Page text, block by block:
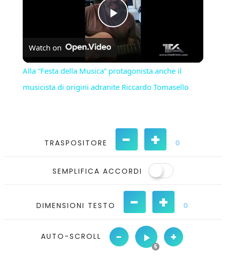
Play
Video
Watch on
Alla “Festa della Musica” protagonista anche il
musicista di origini adranite Riccardo Tomasello
TRASPOSITORE - + 0
SEMPLIFICA ACCORDI
DIMENSIONI TESTO - + 0
AUTO-SCROLL - +